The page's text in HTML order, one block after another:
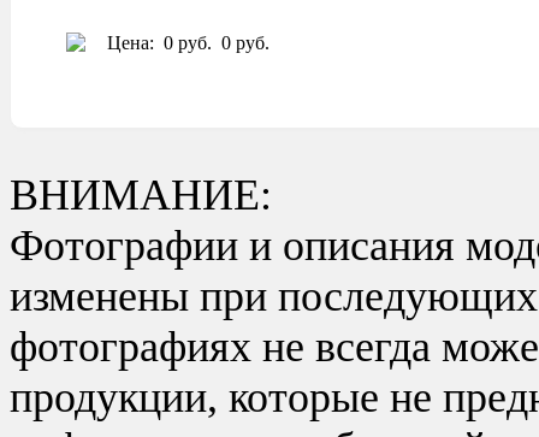
Цена: 0 руб. 0 руб.
ВНИМАНИЕ:
Фотографии и описания
изменены при последующих
фотографиях не всегда
продукции, которые не